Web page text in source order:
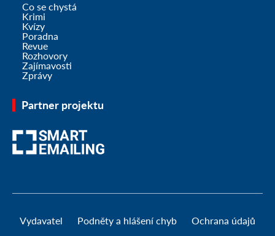
Co se chystá
Krimi
Kvízy
Poradna
Revue
Rozhovory
Zajímavosti
Zprávy
Partner projektu
Vydavatel Podněty a hlášení chyb Ochrana údajů